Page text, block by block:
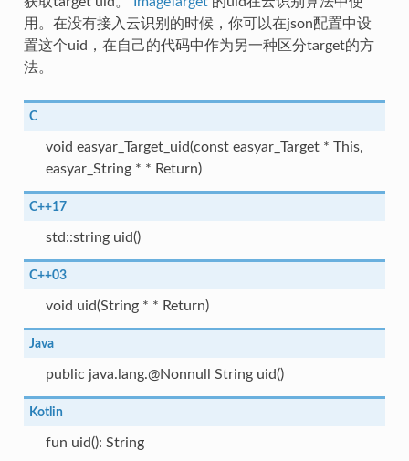
用。在没有接入云识别的时候，你可以在json配置中设
置这个uid，在自己的代码中作为另一种区分target的方
法。
C
void easyar_Target_uid(const easyar_Target * This,
easyar_String * * Return)
C++17
std::string uid()
C++03
void uid(String * * Return)
Java
public java.lang.@Nonnull String uid()
Kotlin
fun uid(): String